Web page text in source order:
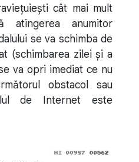
cât mai mult
atingerea anumitor
se va schimba de
(schimbarea zilei și a
va opri imediat ce nu
obstacol sau
de Internet este